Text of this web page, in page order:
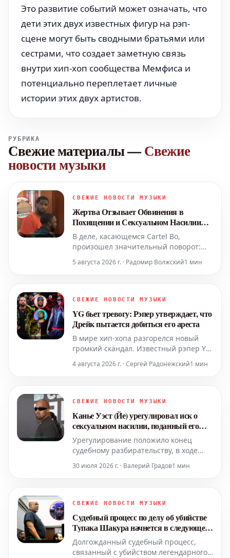
Это развитие событий может означать, что
дети этих двух известных фигур на рэп-
сцене могут быть сводными братьями или
сестрами, что создает заметную связь
внутри хип-хоп сообщества Мемфиса и
потенциально переплетает личные
истории этих двух артистов.
РУБРИКА
Свежие материалы—Свежие
новости музыки
СВЕЖИЕ НОВОСТИ МУЗЫКИ
Жертва Отзывает Обвинения в
Похищении и Сексуальном Насилии
Против Cartel Bo
В деле, касающемся Cartel Bo,
произошел значительный поворот:
предполагаемая жертва отозвала
ранее выдвинутые обвинения в
новый свет на ход расследования.
5 августа 2026 г. · Радомир Волжский1 мин
СВЕЖИЕ НОВОСТИ МУЗЫКИ
YG бьет тревогу: Рэпер утверждает, что
Дрейк пытается добиться его ареста
В мире хип-хопа разгорелся новый
громкий скандал. Известный рэпер YG
сделал сенсационное заявление,
объявив "красный уровень опасности"
арест. Это шокирующее утверждение
мгновенно вызвало волну обсуждений
среди фанатов и эк
4 августа 2026 г. · Сергей Радонежский1 мин
СВЕЖИЕ НОВОСТИ МУЗЫКИ
Канье Уэст (Йе) урегулировал иск о
сексуальном насилии, поданный его
бывшей помощницей
Урегулирование положило конец
судебному разбирательству, в ходе
которого Йе обвиняли в сексуальном
насилии со стороны лица,
30 июля 2026 г. · Валерий Градов1 мин
СВЕЖИЕ НОВОСТИ МУЗЫКИ
Судебный процесс по делу об убийстве
Тупака Шакура начнется в следующем
месяце
Долгожданный судебный процесс,
связанный с убийством легендарного